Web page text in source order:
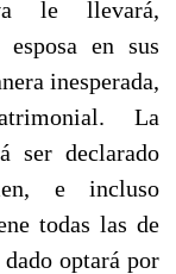
le llevará,
en sus
inesperada,
La
ser declarado
e incluso
todas las de
optará por